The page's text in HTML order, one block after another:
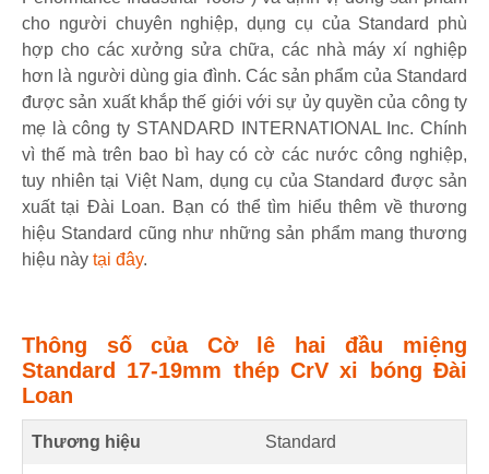
cho người chuyên nghiệp, dụng cụ của Standard phù
hợp cho các xưởng sửa chữa, các nhà máy xí nghiệp
hơn là người dùng gia đình. Các sản phẩm của Standard
được sản xuất khắp thế giới với sự ủy quyền của công ty
mẹ là công ty STANDARD INTERNATIONAL Inc. Chính
vì thế mà trên bao bì hay có cờ các nước công nghiệp,
tuy nhiên tại Việt Nam, dụng cụ của Standard được sản
xuất tại Đài Loan. Bạn có thể tìm hiểu thêm về thương
hiệu Standard cũng như những sản phẩm mang thương
hiệu này tại đây.
Thông số của Cờ lê hai đầu miệng
Standard 17-19mm thép CrV xi bóng Đài
Loan
Thương hiệu Standard